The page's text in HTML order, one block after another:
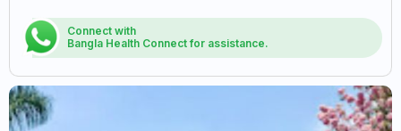
Connect with
Bangla Health Connect for assistance.